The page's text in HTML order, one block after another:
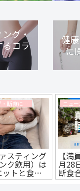
ング・
るコラ
健
に
ファスティング・断食に関するコラム
スティング
ク飲用）は
トと食育
説します
ニュ
【
月28
断食
いフ